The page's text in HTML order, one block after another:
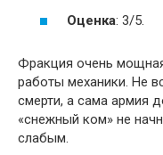
Оценка: 3/5.
Фракция очень
работы механики. Не
смерти, а сама армия
«снежный ком» не
слабым.